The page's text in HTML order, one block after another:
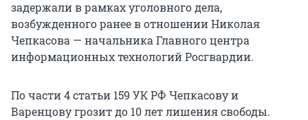
задержали в рамках уголовного дела,
возбужденного ранее в отношении Николая
Чепкасова — начальника Главного центра
информационных технологий Росгвардии.
По части 4 статьи 159 УК РФ Чепкасову и
Варенцову грозит до 10 лет лишения свободы.